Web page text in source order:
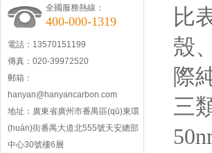
全國服務熱線：
400-000-1319
電話：13570151199
傳真：020-39972520
郵箱：
hanyan@hanyancarbon.com
地址：廣東省廣州市番禺區(qū)東環
(huán)街番禺大道北555號天安總部
中心30號樓6層
比
殼
際
三